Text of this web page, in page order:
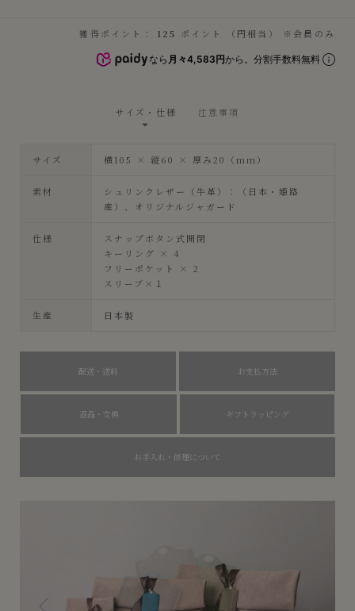
獲得ポイント： 125 ポイント （円相当） ※会員のみ
なら 月々4,583円から。分割手数料無料
サイズ・仕様 注意事項
サイズ 横105 × 縦60 × 厚み20（mm）
素材
シュリンクレザー（牛革）：（日本・姫路
産）、オリジナルジャガード
仕様
スナップボタン式開閉
キーリング × 4
フリーポケット × 2
スリーブ×１
生産 日本製
配送・送料 お支払方法
返品・交換 ギフトラッピング
お手入れ・修理について